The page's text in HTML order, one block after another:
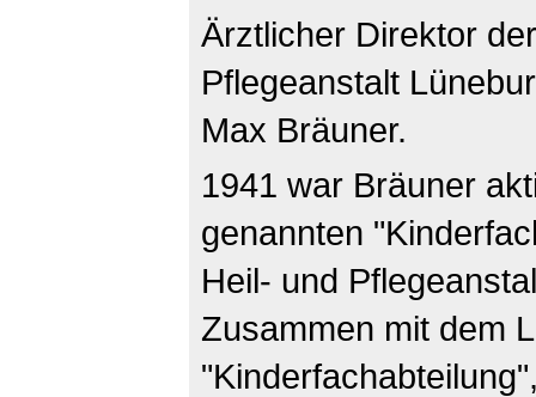
Ärztlicher Direktor
Pflegeanstalt
Max Bräuner.
1941 war Bräuner
genannten
Heil- und
Zusammen mit dem